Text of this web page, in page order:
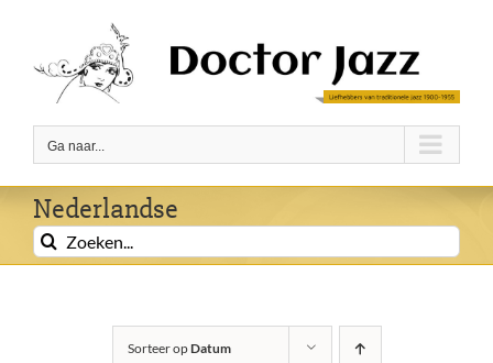
inhoud
Ga naar...
Nederlandse
Zoeken
naar:
Sorteer opDatum